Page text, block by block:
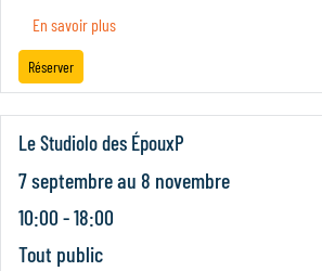
En savoir plus
Réserver
Le Studiolo des ÉpouxP
7 septembreau 8 novembre
10:00 - 18:00
Tout public